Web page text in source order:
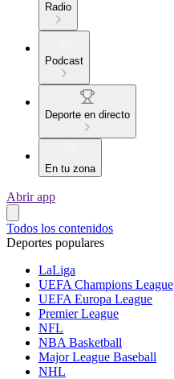
Radio
Podcast
Deporte en directo
En tu zona
Abrir app
Todos los contenidos
Deportes populares
LaLiga
UEFA Champions League
UEFA Europa League
Premier League
NFL
NBA Basketball
Major League Baseball
NHL